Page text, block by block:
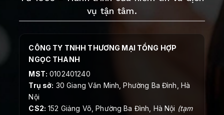
vụ tận tâm.
CÔNG TY TNHH THƯƠNG MẠI TỔNG HỢP
NGỌC THANH
MST: 0102401240
Trụ sở: 30 Giang Văn Minh, Phường Ba Đình, Hà
Nội
CS2: 152 Giảng Võ, Phường Ba Đình, Hà Nội (tạm